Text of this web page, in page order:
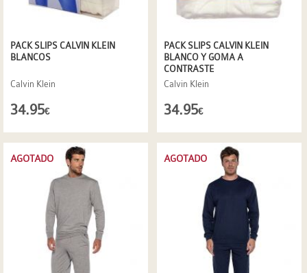
PACK SLIPS CALVIN KLEIN
BLANCOS
Calvin Klein
34.95€
PACK SLIPS CALVIN KLEIN
BLANCO Y GOMA A
CONTRASTE
Calvin Klein
34.95€
AGOTADO AGOTADO